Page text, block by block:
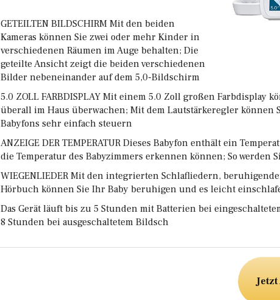
GETEILTEN BILDSCHIRM Mit den beiden
Kameras können Sie zwei oder mehr Kinder in
verschiedenen Räumen im Auge behalten; Die
geteilte Ansicht zeigt die beiden verschiedenen
Bilder nebeneinander auf dem 5,0-Bildschirm
5.0 ZOLL FARBDISPLAY Mit einem 5.0 Zoll großen Farbdisplay
überall im Haus überwachen; Mit dem Lautstärkeregler können
Babyfons sehr einfach steuern
ANZEIGE DER TEMPERATUR Dieses Babyfon enthält ein
die Temperatur des Babyzimmers erkennen können; So werden
WIEGENLIEDER Mit den integrierten Schlafliedern,
Hörbuch können Sie Ihr Baby beruhigen und es leicht
Das Gerät läuft bis zu 5 Stunden mit Batterien bei
8 Stunden bei ausgeschaltetem Bildsch